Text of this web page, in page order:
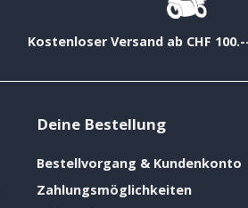
Kostenloser Versand ab CHF
Deine Bestellung
Bestellvorgang & Kundenkonto
Zahlungsmöglichkeiten